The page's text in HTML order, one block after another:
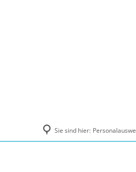
Sie sind hier: